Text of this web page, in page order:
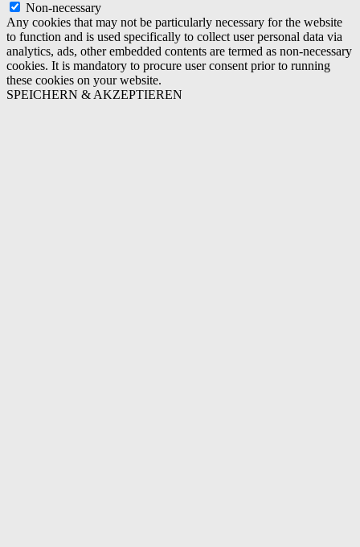
Non-necessary
Any cookies that may not be particularly necessary for the website
to function and is used specifically to collect user personal data via
analytics, ads, other embedded contents are termed as non-necessary
cookies. It is mandatory to procure user consent prior to running
these cookies on your website.
SPEICHERN & AKZEPTIEREN